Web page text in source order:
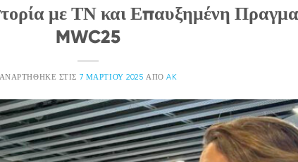
με ΤΝ και Επαυξημένη
MWC25
ΑΝΑΡΤΉΘΗΚΕ ΣΤΙΣ 7 ΜΑΡΤΊΟΥ 2025 ΑΠΌAK